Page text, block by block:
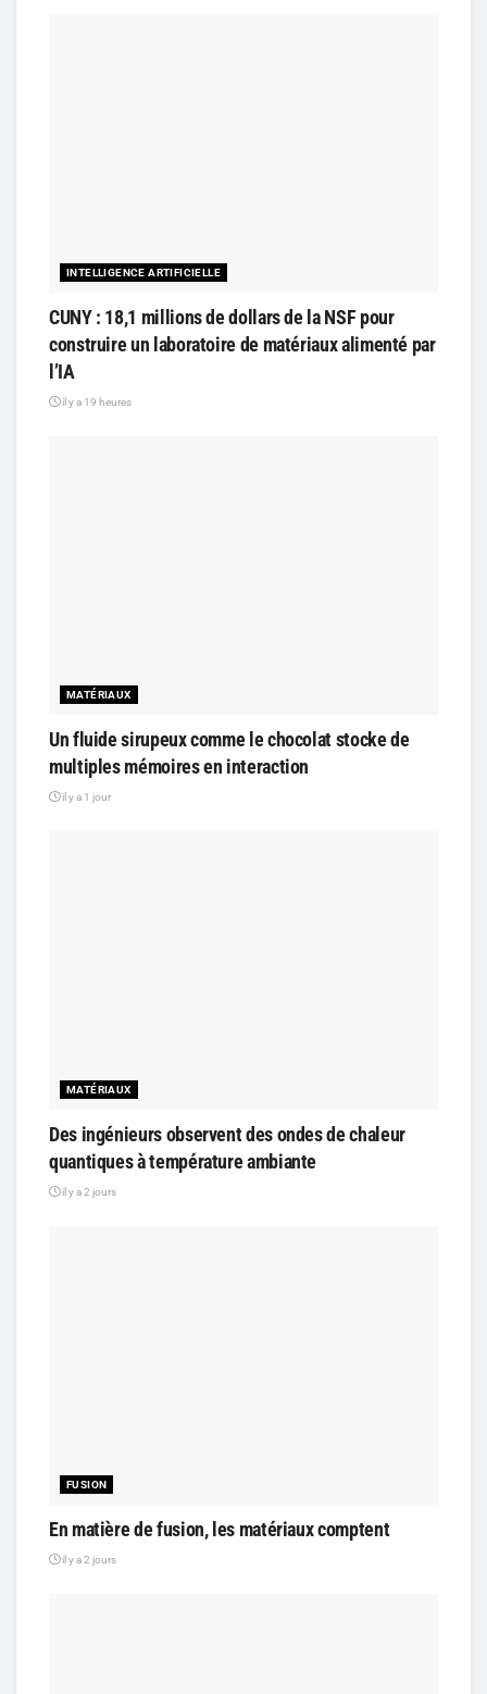
INTELLIGENCE ARTIFICIELLE
CUNY : 18,1 millions de dollars de la NSF pour
construire un laboratoire de matériaux alimenté par
l’IA
il y a 19 heures
MATÉRIAUX
Un fluide sirupeux comme le chocolat stocke de
multiples mémoires en interaction
il y a 1 jour
MATÉRIAUX
Des ingénieurs observent des ondes de chaleur
quantiques à température ambiante
il y a 2 jours
FUSION
En matière de fusion, les matériaux comptent
il y a 2 jours